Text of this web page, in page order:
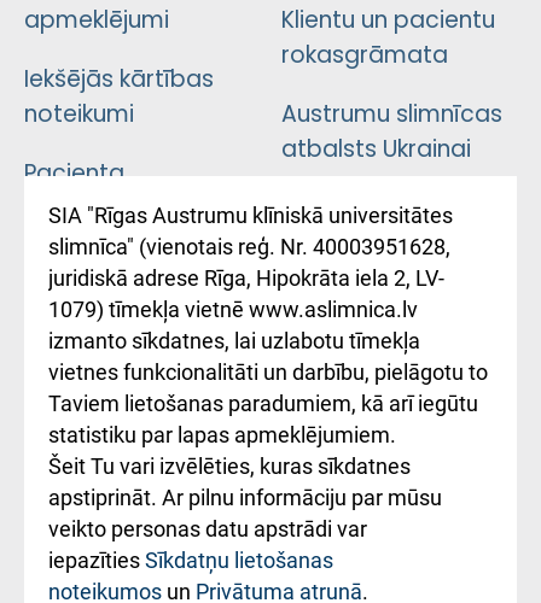
apmeklējumi
Iekšējās kārtības
noteikumi
Pacienta
atsauksmju/sūdzību
iesniegšanas
kārtība
Kā pie mums nokļūt
Rēķinu apmaksas
ceļvedis
Rekvizīti un
ārstniecības
iestādes kods
010000234
Klientu un pacientu
rokasgrāmata
Austrumu slimnīcas
atbalsts Ukrainai
Підтримка Східної
лікарні та співпраця з
Україною
SIA "Rīgas Austrumu klīniskā universitātes
slimnīca" (vienotais reģ. Nr. 40003951628,
juridiskā adrese Rīga, Hipokrāta iela 2, LV-
1079) tīmekļa vietnē www.aslimnica.lv
izmanto sīkdatnes, lai uzlabotu tīmekļa
vietnes funkcionalitāti un darbību, pielāgotu to
Taviem lietošanas paradumiem, kā arī iegūtu
statistiku par lapas apmeklējumiem.
Šeit Tu vari izvēlēties, kuras sīkdatnes
apstiprināt. Ar pilnu informāciju par mūsu
veikto personas datu apstrādi var
iepazītiesSīkdatņu lietošanas
noteikumos un Privātuma atrunā.